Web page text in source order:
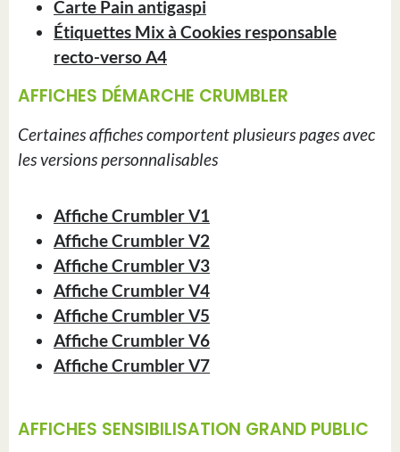
Carte Pain antigaspi
Étiquettes Mix à Cookies responsable
recto-verso A4
AFFICHES DÉMARCHE CRUMBLER
Certaines affiches comportent plusieurs pages avec
les versions personnalisables
Affiche Crumbler V1
Affiche Crumbler V2
Affiche Crumbler V3
Affiche Crumbler V4
Affiche Crumbler V5
Affiche Crumbler V6
Affiche Crumbler V7
AFFICHES SENSIBILISATION GRAND PUBLIC